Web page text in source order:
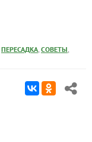
ПЕРЕСАДКА, СОВЕТЫ,